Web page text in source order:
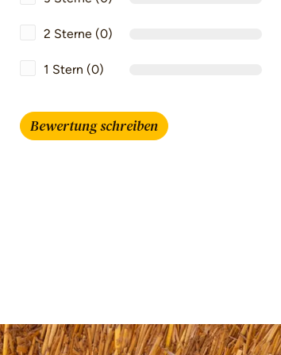
2 Sterne (0)
1 Stern (0)
Bewertung schreiben